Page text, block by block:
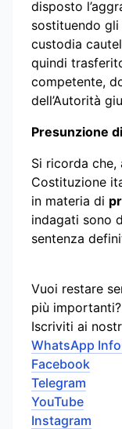
disposto
sostituendo
custodia
quindi
competente,
dell’Autorità
Presunzione
Si ricorda che,
Costituzione
in materia di
indagati sono
sentenza
Vuoi restare
più importanti?
Iscriviti ai
WhatsApp
Facebook
Telegram
YouTube
Instagram